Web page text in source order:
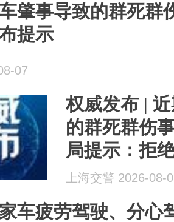
肇事导致的群死群
提示
07
权威发布 |
的群死群伤
局提示：拒
上海交警 2026-08-
车疲劳驾驶、分心